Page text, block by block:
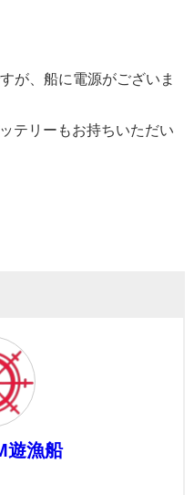
が、船に電源がございま
テリーもお持ちいただい
遊漁船